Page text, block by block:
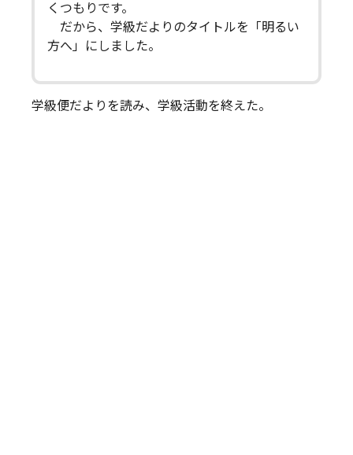
くつもりです。
だから、学級だよりのタイトルを「明るい
方へ」にしました。
学級便だよりを読み、学級活動を終えた。